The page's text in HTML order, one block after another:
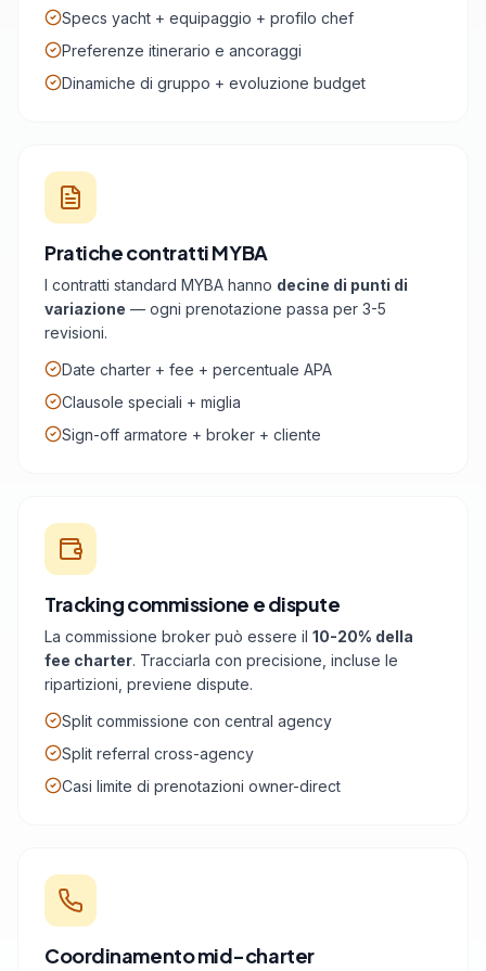
Specs yacht + equipaggio + profilo chef
Preferenze itinerario e ancoraggi
Dinamiche di gruppo + evoluzione budget
Pratiche contratti MYBA
I contratti standard MYBA hanno decine di punti di
variazione — ogni prenotazione passa per 3-5
revisioni.
Date charter + fee + percentuale APA
Clausole speciali + miglia
Sign-off armatore + broker + cliente
Tracking commissione e dispute
La commissione broker può essere il 10-20% della
fee charter. Tracciarla con precisione, incluse le
ripartizioni, previene dispute.
Split commissione con central agency
Split referral cross-agency
Casi limite di prenotazioni owner-direct
Coordinamento mid-charter